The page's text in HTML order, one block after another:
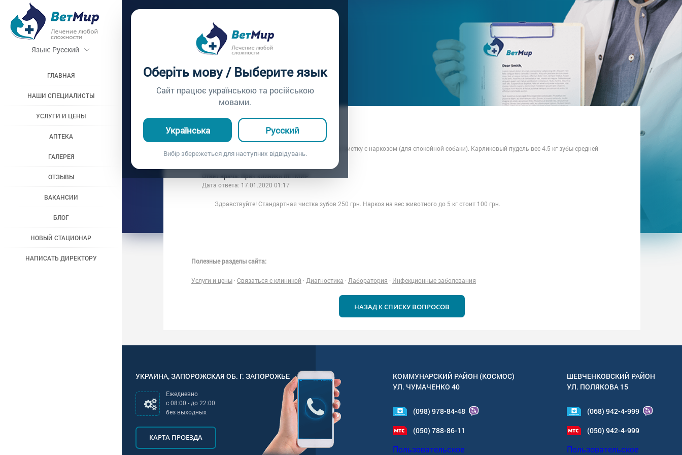
Оберіть мову / Выберите язык
Сайт працює українською та російською
мовами.
Українська Русский
Вибір збережеться для наступних відвідувань.
Язык: Русский
ГЛАВНАЯ
НАШИ СПЕЦИАЛИСТЫ
УСЛУГИ И ЦЕНЫ
АПТЕКА
ГАЛЕРЕЯ
ОТЗЫВЫ
ВАКАНСИИ
БЛОГ
НОВЫЙ СТАЦИОНАР
НАПИСАТЬ ДИРЕКТОРУ
Вопросы врачу /
ЧИСТКА ЗУБОВ
Вопрос врачу №148
Вопрос владельца: Анастасия
Дата вопроса:
17.01.2020 01:17
Здравствуйте, хочу узнать цену на ультразвуковую чистку с наркозом (для спокойной собаки). Карликовый пудель вес 4.5 кг зубы средней
запущенности.
Ответ врача: Врач клиники ВЕТМИР
Дата ответа: 17.01.2020 01:17
Здравствуйте! Стандартная чистка зубов 250 грн. Наркоз на вес животного до 5 кг стоит 100 грн.
Полезные разделы сайта:
Услуги и цены · Связаться с клиникой · Диагностика · Лаборатория · Инфекционные заболевания
НАЗАД К СПИСКУ ВОПРОСОВ
УКРАИНА,ЗАПОРОЖСКАЯ ОБ. Г. ЗАПОРОЖЬЕ
Ежедневно
с08:00 - до22:00
без выходных
КАРТА ПРОЕЗДА
КОММУНАРСКИЙ РАЙОН (КОСМОС)
УЛ. ЧУМАЧЕНКО 40
(098) 978-84-48
(050) 788-86-11
Пользовательское
ШЕВЧЕНКОВСКИЙ РАЙОН
УЛ. ПОЛЯКОВА 15
(068) 942-4-999
(050) 942-4-999
Пользовательское